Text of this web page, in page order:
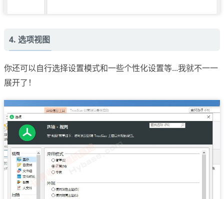
4. 选项视图
你还可以自行选择设置模式和一些个性化设置等...我就不一一
展开了！